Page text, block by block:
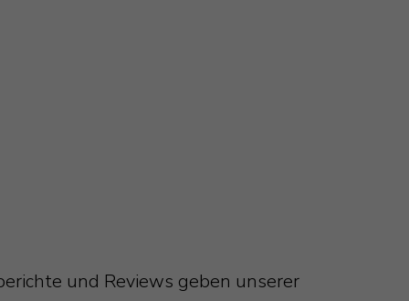
und Reviews geben unserer